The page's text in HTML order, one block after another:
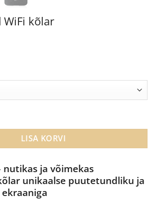
kõlar
nutikas ja võimekas
unikaalse puutetundliku ja
kogus
LISA KORVI